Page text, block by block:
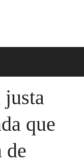
justa
que
de